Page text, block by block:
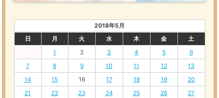
2018年5月
日
月 火 水 木 金
土
1
2 3 4 5
6
7
8 9 10 11 12
13
14
15 16 17 18 19
20
21
22 23 24 25 26
27